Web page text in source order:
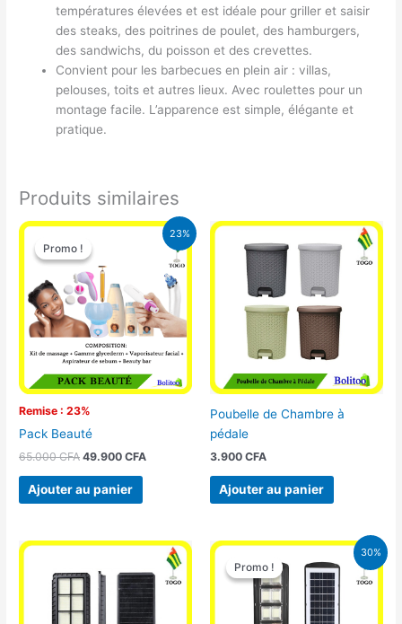
températures élevées et est idéale pour griller et saisir
des steaks, des poitrines de poulet, des hamburgers,
des sandwichs, du poisson et des crevettes.
Convient pour les barbecues en plein air : villas,
pelouses, toits et autres lieux. Avec roulettes pour un
montage facile. L’apparence est simple, élégante et
pratique.
Produits similaires
23%
Promo !
Remise : 23%
Promo !
Pack Beauté
65.000CFA
Le
prix
initial
était :
65.000 CFA.
49.900CFA
Le
prix
actuel
est :
49.900 CFA.
Ajouter au panier
Poubelle de Chambre à
pédale
3.900 CFA
Ajouter au panier
30%
Promo !
Promo !
Le
prix
initial
était :
50.000 CFA.
Le
prix
actuel
est :
35.000